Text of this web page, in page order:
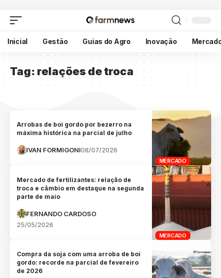
Inicial Gestão Guias do Agro Inovação
Tag: relações de troca
MERCADO
Arrobas de boi gordo por bezerro na
máxima histórica na parcial de julho
IVAN FORMIGONI08/07/2026
MERCADO
Mercado de fertilizantes: relação de
troca e câmbio em destaque na segunda
parte de maio
FERNANDO CARDOSO
25/05/2026
Compra da soja com uma arroba de boi
gordo: recorde na parcial de fevereiro
de 2026